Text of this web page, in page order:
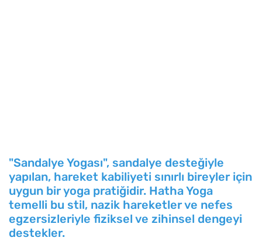
"Sandalye Yogası", sandalye desteğiyle
yapılan, hareket kabiliyeti sınırlı bireyler için
uygun bir yoga pratiğidir. Hatha Yoga
temelli bu stil, nazik hareketler ve nefes
egzersizleriyle fiziksel ve zihinsel dengeyi
destekler.